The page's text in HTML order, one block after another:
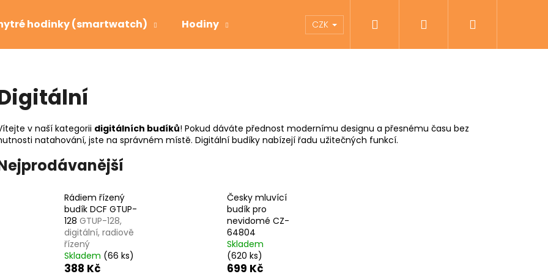
hodinky (smartwatch) Hodiny Pomůcky pro zrakově postižené
CZK Přihlášení
v naší kategorii digitálních budíků! Pokud dáváte přednost modernímu designu a přesnému času bez
natahování, jste na správném místě. Digitální budíky nabízejí řadu užitečných funkcí.
Rádiem řízený
budík DCF GTUP-
128 GTUP-128,
digitální, radiově
řízený
Skladem (66 ks)
388 Kč
Česky mluvící
budík pro
nevidomé CZ-
64804
Skladem
(620 ks)
699 Kč
Doporučujeme